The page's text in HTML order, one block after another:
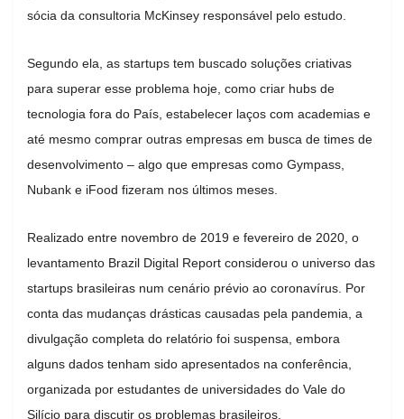
sócia da consultoria McKinsey responsável pelo estudo.
Segundo ela, as startups tem buscado soluções criativas
para superar esse problema hoje, como criar hubs de
tecnologia fora do País, estabelecer laços com academias e
até mesmo comprar outras empresas em busca de times de
desenvolvimento – algo que empresas como Gympass,
Nubank e iFood fizeram nos últimos meses.
Realizado entre novembro de 2019 e fevereiro de 2020, o
levantamento Brazil Digital Report considerou o universo das
startups brasileiras num cenário prévio ao coronavírus. Por
conta das mudanças drásticas causadas pela pandemia, a
divulgação completa do relatório foi suspensa, embora
alguns dados tenham sido apresentados na conferência,
organizada por estudantes de universidades do Vale do
Silício para discutir os problemas brasileiros.